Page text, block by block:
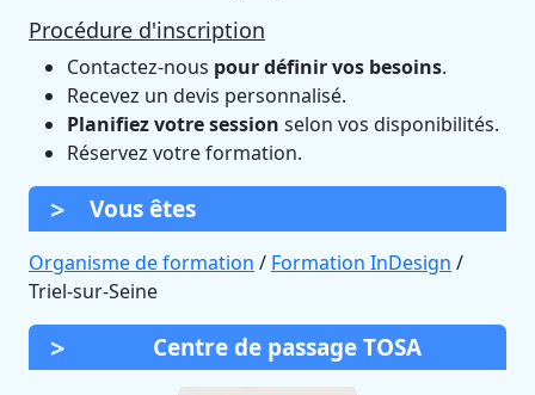
Procédure d'inscription
Contactez-nous pour définir vos besoins.
Recevez un devis personnalisé.
Planifiez votre session selon vos disponibilités.
Réservez votre formation.
Vous êtes
Organisme de formation / Formation InDesign /
Triel-sur-Seine
Centre de passage TOSA